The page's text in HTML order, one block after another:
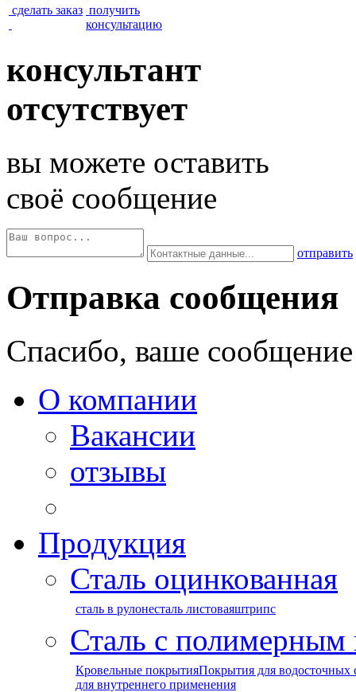
сделать заказ получить
консультацию
консультант
отсутствует
вы можете оставить
своё сообщение
отправить
Отправка сообщения
Спасибо, ваше сообщение
О компании
Вакансии
отзывы
Продукция
Сталь оцинкованная
сталь в рулонесталь листоваяштрипс
Сталь с
Кровельные покрытияПокрытия для водосточных
для внутреннего применения